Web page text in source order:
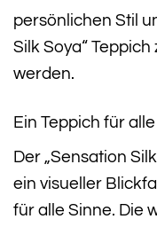
persönlichen Stil
Silk Soya“
werden.
Ein Teppich für
Der „Sensation
ein visueller
für alle Sinne. Die